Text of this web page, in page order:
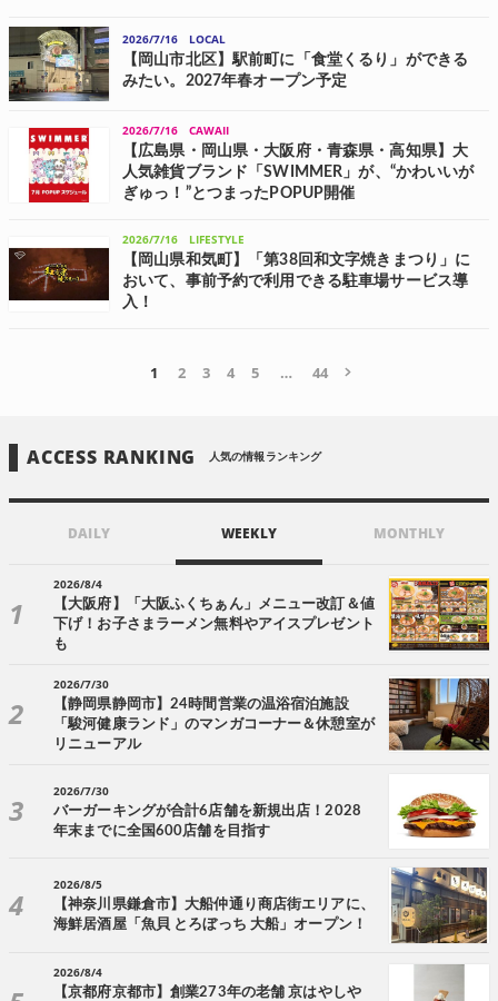
うです。 「くらしき金魚ミュージアム〜妖怪百金魚夜行（ようかいひ
ゃくきんぎょやこう）〜」は、ア...
2026/7/16
LOCAL
【岡山市北区】駅前町に「食堂くるり」ができる
みたい。2027年春オープン予定
ン決定と出てました。 食堂くるりさんは2021年に岡大病院や市役所近
くの春日町にオープンし...
2026/7/16
CAWAII
【広島県・岡山県・大阪府・青森県・高知県】大
人気雑貨ブランド「SWIMMER」が、“かわいいが
ぎゅっ！”とつまったPOPUP開催
の紀伊國屋書店 岡山店、大阪府のSWIMMER×MIJ 梅田エスト店、青森
県のTSUTA...
2026/7/16
LIFESTYLE
【岡山県和気町】「第38回和文字焼きまつり」に
おいて、事前予約で利用できる駐車場サービス導
入！
かつスムー...
1 2 3 4 5 … 44
ACCESS RANKING 人気の情報ランキング
DAILY WEEKLY MONTHLY
2026/8/4
【大阪府】「大阪ふくちぁん」メニュー改訂＆値
下げ！お子さまラーメン無料やアイスプレゼント
も
2026/7/30
【静岡県静岡市】24時間営業の温浴宿泊施設
「駿河健康ランド」のマンガコーナー＆休憩室が
リニューアル
2026/7/30
バーガーキングが合計6店舗を新規出店！2028
年末までに全国600店舗を目指す
2026/8/5
【神奈川県鎌倉市】大船仲通り商店街エリアに、
海鮮居酒屋「魚貝 とろぼっち 大船」オープン！
2026/8/4
【京都府京都市】創業273年の老舗 京はやしや